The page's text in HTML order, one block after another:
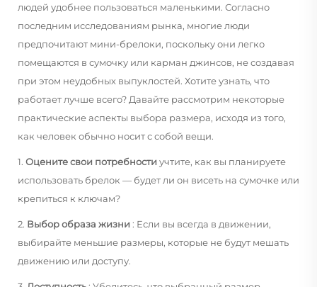
людей удобнее пользоваться маленькими. Согласно
последним исследованиям рынка, многие люди
предпочитают мини-брелоки, поскольку они легко
помещаются в сумочку или карман джинсов, не создавая
при этом неудобных выпуклостей. Хотите узнать, что
работает лучше всего? Давайте рассмотрим некоторые
практические аспекты выбора размера, исходя из того,
как человек обычно носит с собой вещи.
1. Оцените свои потребностиучтите, как вы планируете
использовать брелок — будет ли он висеть на сумочке или
крепиться к ключам?
2. Выбор образа жизни: Если вы всегда в движении,
выбирайте меньшие размеры, которые не будут мешать
движению или доступу.